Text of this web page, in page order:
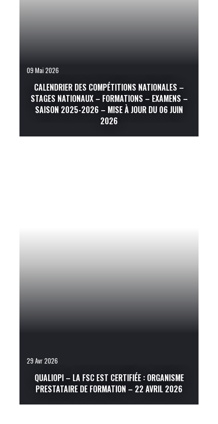
09 Mai 2026
CALENDRIER DES COMPÉTITIONS NATIONALES –
STAGES NATIONAUX – FORMATIONS – EXAMENS –
SAISON 2025-2026 – MISE À JOUR DU 06 JUIN
2026
29 Avr 2026
QUALIOPI – LA FSC EST CERTIFIÉE : ORGANISME
PRESTATAIRE DE FORMATION – 22 AVRIL 2026